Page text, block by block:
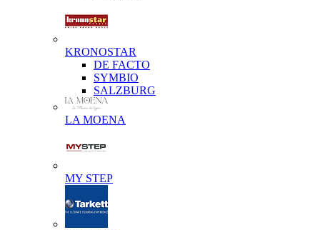
KRONOSTAR
DE FACTO
SYMBIO
SALZBURG
LA MOENA
MY STEP